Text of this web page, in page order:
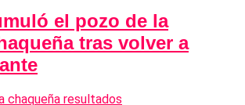
el pozo de la
tras volver a